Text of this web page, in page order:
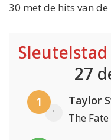
30 met de hits van de
Sleutelstad
27
1
1
Taylor
The